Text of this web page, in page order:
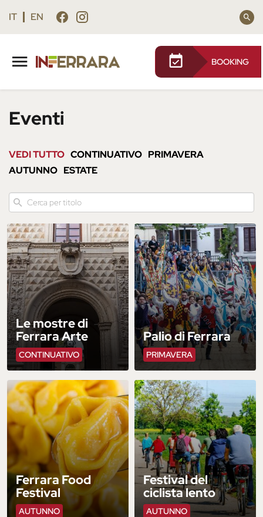
principale
IT EN
BOOKING
Eventi
VEDI TUTTO CONTINUATIVO PRIMAVERA
AUTUNNO ESTATE
CONTINUATIVO
Le mostre di
Ferrara Arte
PRIMAVERA
Palio di Ferrara
AUTUNNO
Ferrara Food
Festival
AUTUNNO
Festival del
ciclista lento